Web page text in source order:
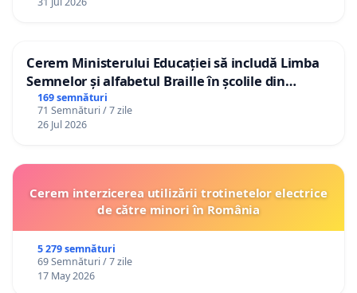
Cerem Ministerului Educației să includă Limba
Semnelor și alfabetul Braille în școlile din
Republica Moldova!
169 semnături
71 Semnături / 7 zile
26 Jul 2026
Cerem interzicerea utilizării trotinetelor electrice
de către minori în România
5 279 semnături
69 Semnături / 7 zile
17 May 2026